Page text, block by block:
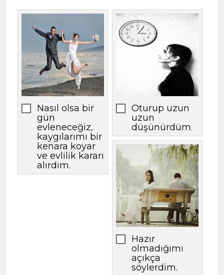
Nasıl olsa bir
gün
evleneceğiz,
kaygılarımı bir
kenara koyar
ve evlilik kararı
alırdım.
Oturup uzun
uzun
düşünürdüm.
Hazır
olmadığımı
açıkça
söylerdim.